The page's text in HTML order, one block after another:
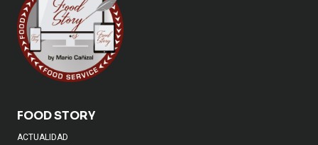
FOOD STORY
ACTUALIDAD